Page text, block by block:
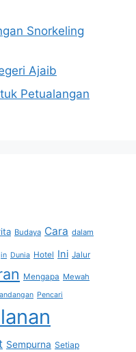
Snorkeling
Ajaib
Petualangan
Budaya Cara dalam
Dunia Hotel Ini Jalur
Mengapa Mewah
Pencari
Sempurna Setiap